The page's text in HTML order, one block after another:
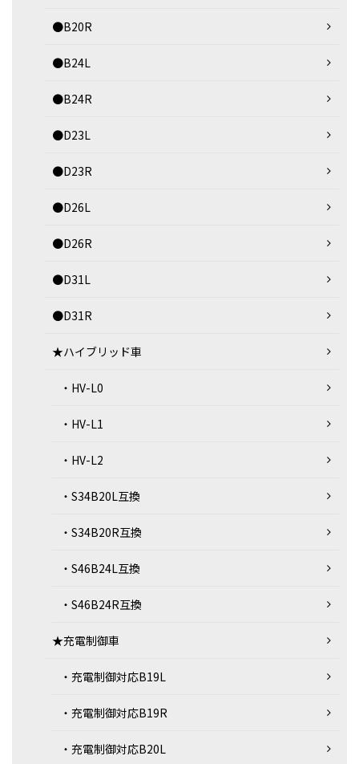
●B20R
●B24L
●B24R
●D23L
●D23R
●D26L
●D26R
●D31L
●D31R
★ハイブリッド車
・HV-L0
・HV-L1
・HV-L2
・S34B20L互換
・S34B20R互換
・S46B24L互換
・S46B24R互換
★充電制御車
・充電制御対応B19L
・充電制御対応B19R
・充電制御対応B20L